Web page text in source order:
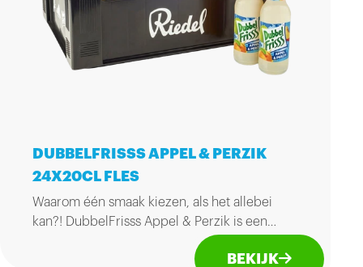
DUBBELFRISSS APPEL & PERZIK
24X20CL FLES
Waarom één smaak kiezen, als het allebei
kan?! DubbelFrisss Appel & Perzik is een
vruchtenfrisdrank met 15% heerlijk
vruchtensap. Gelukkig vrij van kunstmatige
BEKIJK